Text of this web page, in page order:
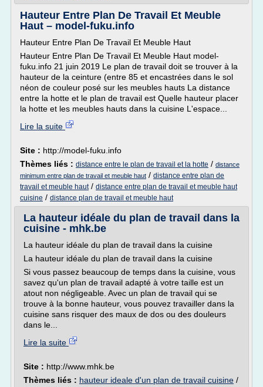
Hauteur Entre Plan De Travail Et Meuble
Haut – model-fuku.info
Hauteur Entre Plan De Travail Et Meuble Haut
Hauteur Entre Plan De Travail Et Meuble Haut model-
fuku.info 21 juin 2019 Le plan de travail doit se trouver à la
hauteur de la ceinture (entre 85 et encastrées dans le sol
néon de couleur posé sur les meubles hauts La distance
entre la hotte et le plan de travail est Quelle hauteur placer
la hotte et les meubles hauts dans la cuisine L'espace...
Lire la suite
Site : http://model-fuku.info
Thèmes liés : distance entre le plan de travail et la hotte / distance
minimum entre plan de travail et meuble haut / distance entre plan de
travail et meuble haut/ distance entre plan de travail et meuble haut
cuisine / distance plan de travail et meuble haut
La hauteur idéale du plan de travail dans la
cuisine - mhk.be
La hauteur idéale du plan de travail dans la cuisine
La hauteur idéale du plan de travail dans la cuisine
Si vous passez beaucoup de temps dans la cuisine, vous
savez qu'un plan de travail adapté à votre taille est un
atout non négligeable. Avec un plan de travail qui se
trouve à la bonne hauteur, vous pouvez travailler dans la
cuisine sans risquer des maux de dos ou des douleurs
dans le...
Lire la suite
Site : http://www.mhk.be
Thèmes liés : hauteur ideale d'un plan de travail cuisine /